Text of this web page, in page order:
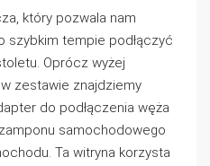
który pozwala nam
szybkim tempie podłączyć
Oprócz wyżej
zestawie znajdziemy
do podłączenia węża
samochodowego
Ta witryna korzysta